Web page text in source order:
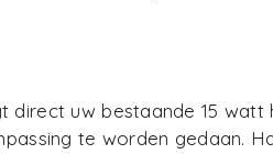
direct uw bestaande 15 watt
te worden gedaan.